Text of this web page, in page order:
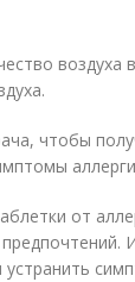
воздуха
чтобы
от